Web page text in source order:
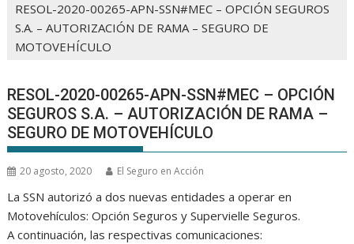
RESOL-2020-00265-APN-SSN#MEC – OPCIÓN SEGUROS
S.A. – AUTORIZACIÓN DE RAMA – SEGURO DE
MOTOVEHÍCULO
RESOL-2020-00265-APN-SSN#MEC – OPCIÓN
SEGUROS S.A. – AUTORIZACIÓN DE RAMA –
SEGURO DE MOTOVEHÍCULO
20 agosto, 2020 El Seguro en Acción
La SSN autorizó a dos nuevas entidades a operar en
Motovehículos: Opción Seguros y Supervielle Seguros.
A continuación, las respectivas comunicaciones: